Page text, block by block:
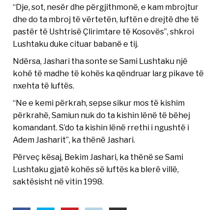
“Dje, sot, nesër dhe përgjithmonë, e kam mbrojtur
dhe do ta mbroj të vërtetën, luftën e drejtë dhe të
pastër të Ushtrisë Çlirimtare të Kosovës”, shkroi
Lushtaku duke cituar babanë e tij.
Ndërsa, Jashari tha sonte se Sami Lushtaku një
kohë të madhe të kohës ka qëndruar larg pikave të
nxehta të luftës.
“Ne e kemi përkrah, sepse sikur mos të kishim
përkrahë, Samiun nuk do ta kishin lënë të bëhej
komandant. S’do ta kishin lënë rrethi i ngushtë i
Adem Jasharit”, ka thënë Jashari.
Përveç kësaj, Bekim Jashari, ka thënë se Sami
Lushtaku gjatë kohës së luftës ka blerë villë,
saktësisht në vitin 1998.